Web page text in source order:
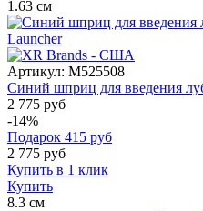
1.63 см
Артикул: M525508
Синий шприц для введения
2 775 руб
-14%
Подарок 415 руб
2 775 руб
Купить в 1 клик
Купить
8.3 см